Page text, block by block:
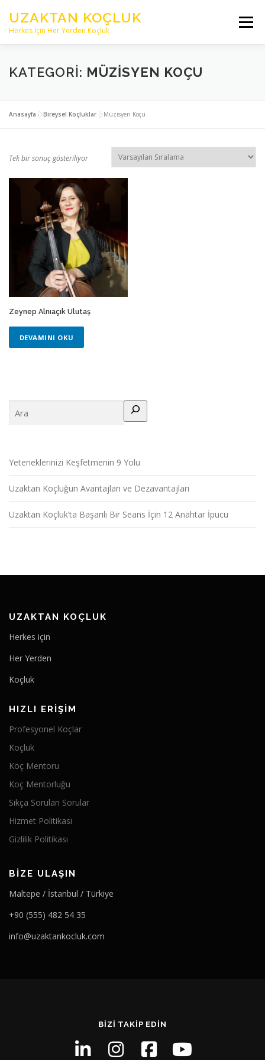
geçUZAKTAN KOÇLUK
Herkes İçin Her Yerden Koçluk
Menü
ANASAYFA HAKKIMIZDA
PROFESYONEL KOÇLAR KAYNAKLAR
İLETİŞİM
KATEGORI: MÜZISYEN KOÇU
Anasayfa »Bireysel Koçluklar »Müzisyen Koçu
Tek bir sonuç gösteriliyor
Zeynep Alnıaçık Ulutaş
DEVAMINI OKU
Yeteneklerinizi Keşfetmenin 9 Yolu
Uzaktan Koçluğun Avantajları ve Dezavantajları
Uzaktan Koçluk’ta Başarılı Bir Seans İçin 12 Anahtar İpucu
UZAKTAN KOÇLUK
Herkes için
Her Yerden
Koçluk
HIZLI ERIŞIM
Profesyonel Koçlar
Koçluk
Koç Mentoru
Koç Mentorluğu
Sıkça Sorulan Sorular
Hizmet Politikası
Gizlilik Politikası
BIZE ULAŞIN
Maltepe / İstanbul / Türkiye
+90 (555) 482 54 35
info@uzaktankocluk.com
BIZI TAKIP EDIN